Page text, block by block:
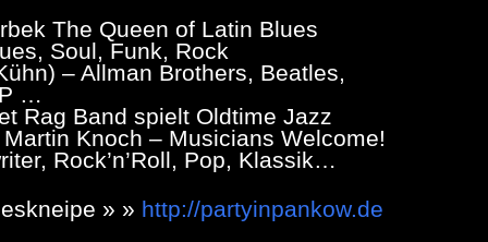
The Queen of Latin Blues
Soul, Funk, Rock
– Allman Brothers, Beatles,
…
Rag Band spielt Oldtime Jazz
Knoch – Musicians Welcome!
Rock’n’Roll, Pop, Klassik…
» » http://partyinpankow.de